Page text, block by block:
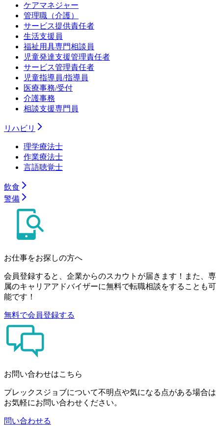
ケアマネジャー
管理職（介護）
サービス提供責任者
生活支援員
福祉用具専門相談員
児童発達支援管理責任者
サービス管理責任者
児童指導員/指導員
医療事務/受付
介護事務
相談支援専門員
リハビリ
理学療法士
作業療法士
言語聴覚士
飲食
警備
お仕事をお探しの方へ
会員登録すると、企業からのスカウトが届きます！また、専
属のキャリアアドバイザーに無料で転職相談をすることも可
能です！
無料で会員登録する
お問い合わせはこちら
プレックスジョブについて不明点や気になる点がある場合は
お気軽にお問い合わせください。
問い合わせる